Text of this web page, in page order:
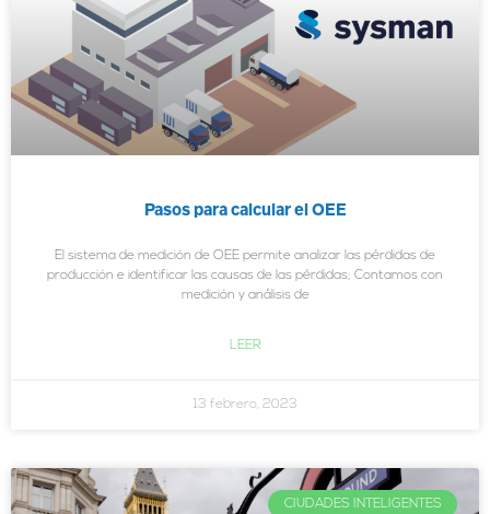
Pasos para calcular el OEE
El sistema de medición de OEE permite analizar las pérdidas de
producción e identificar las causas de las pérdidas; Contamos con
medición y análisis de
LEER
13 febrero, 2023
CIUDADES INTELIGENTES